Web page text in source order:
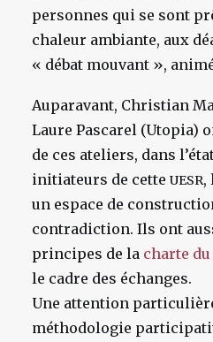
personnes qui se sont
chaleur ambiante, aux
« débat mouvant »,
Auparavant, Christian
Laure Pascarel (Utopia)
de ces ateliers, dans
initiateurs de cette UESR,
un espace de
contradiction. Ils ont
principes de la charte du
le cadre des échanges.
Une attention
méthodologie